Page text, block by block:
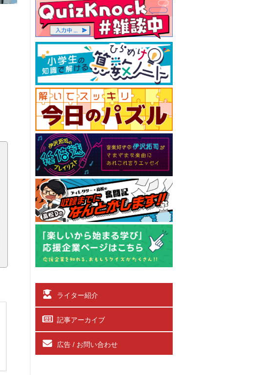
ライター紹介
記事アーカイブ
広告 / お問い合わせ